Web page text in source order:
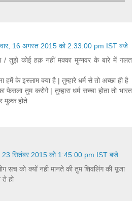
16 अगस्त 2015 को 2:33:00 pm IST बजे
तुझे कोई हक़ नहीं मक्का मुन्नवर के बारे में गलत
हमें के इस्लाम क्या है | तुम्हारे धर्म से तो अच्छा ही है
तुम करोगे | तुम्हारा धर्म सच्चा होता तो भारत
मुल्क होते
23 सितंबर 2015 को 1:45:00 pm IST बजे
सच को क्यों नही मानते की तुम शिवलिंग की पूजा
ते हो